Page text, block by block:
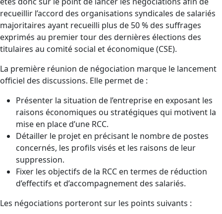
recueillir l’accord des organisations syndicales de salariés
majoritaires ayant recueilli plus de 50 % des suffrages
exprimés au premier tour des dernières élections des
titulaires au comité social et économique (CSE).
La première réunion de négociation marque le lancement
officiel des discussions. Elle permet de :
Présenter la situation de l’entreprise en exposant les
raisons économiques ou stratégiques qui motivent la
mise en place d’une RCC.
Détailler le projet en précisant le nombre de postes
concernés, les profils visés et les raisons de leur
suppression.
Fixer les objectifs de la RCC en termes de réduction
d’effectifs et d’accompagnement des salariés.
Les négociations porteront sur les points suivants :